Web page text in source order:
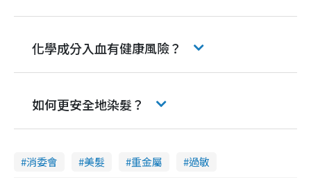
化學成分入血有健康風險？
如何更安全地染髮？
消委會 美髮 重金屬 過敏